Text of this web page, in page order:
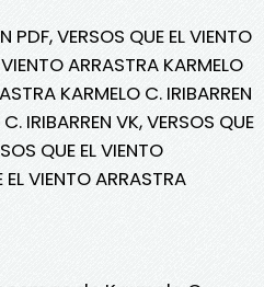
PDF, VERSOS QUE EL VIENTO
ARRASTRA KARMELO
KARMELO C. IRIBARREN
IRIBARREN VK, VERSOS QUE
QUE EL VIENTO
VIENTO ARRASTRA